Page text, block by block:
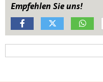
Empfehlen Sie uns!